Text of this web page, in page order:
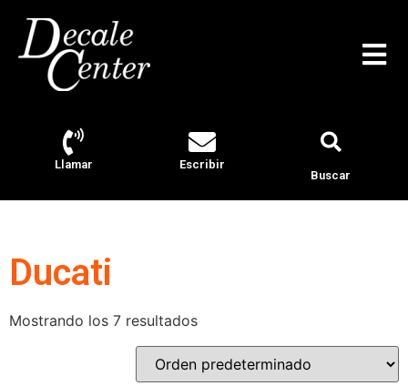
Llamar
Escribir
Buscar
Ducati
Mostrando los 7 resultados